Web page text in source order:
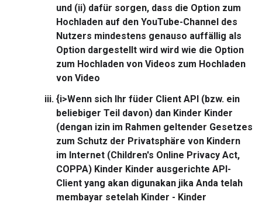
und (ii) dafür sorgen, dass die Option zum
Hochladen auf den YouTube-Channel des
Nutzers mindestens genauso auffällig als
Option dargestellt wird wird wie die Option
zum Hochladen von Videos zum Hochladen
von Video
{i>Wenn sich Ihr füder Client API (bzw. ein
beliebiger Teil davon) dan Kinder Kinder
(dengan izin im Rahmen geltender Gesetzes
zum Schutz der Privatsphäre von Kindern
im Internet (Children's Online Privacy Act,
COPPA) Kinder Kinder ausgerichte API-
Client yang akan digunakan jika Anda telah
membayar setelah Kinder - Kinder